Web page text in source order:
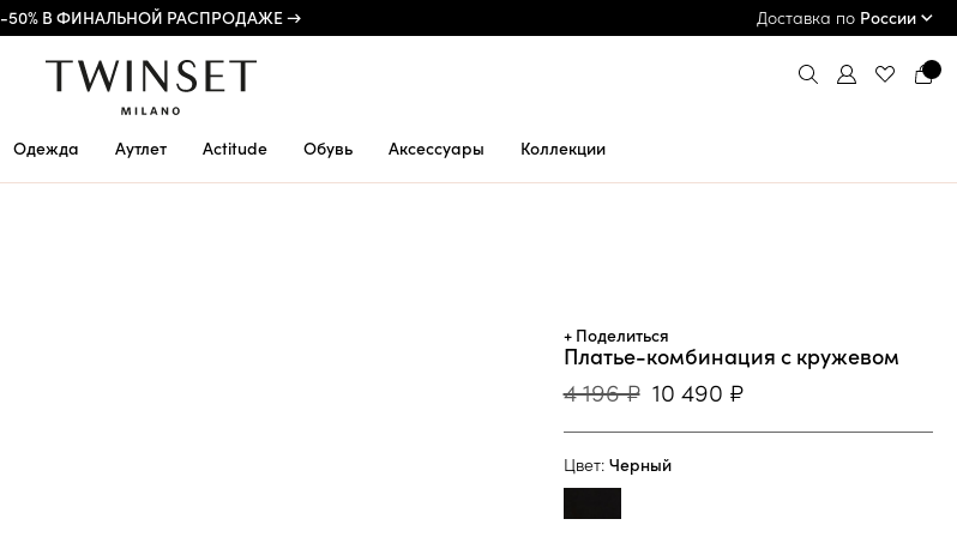
-50% В ФИНАЛЬНОЙ РАСПРОДАЖЕ → ПРИМЕРКА И ОПЛАТА ПРИ ПОЛУЧЕНИИ*
Доставка по России
Одежда Аутлет Actitude Обувь Аксессуары Коллекции
+ Поделиться
Платье-комбинация с кружевом
4 196 ₽ 10 490 ₽
Цвет: Черный